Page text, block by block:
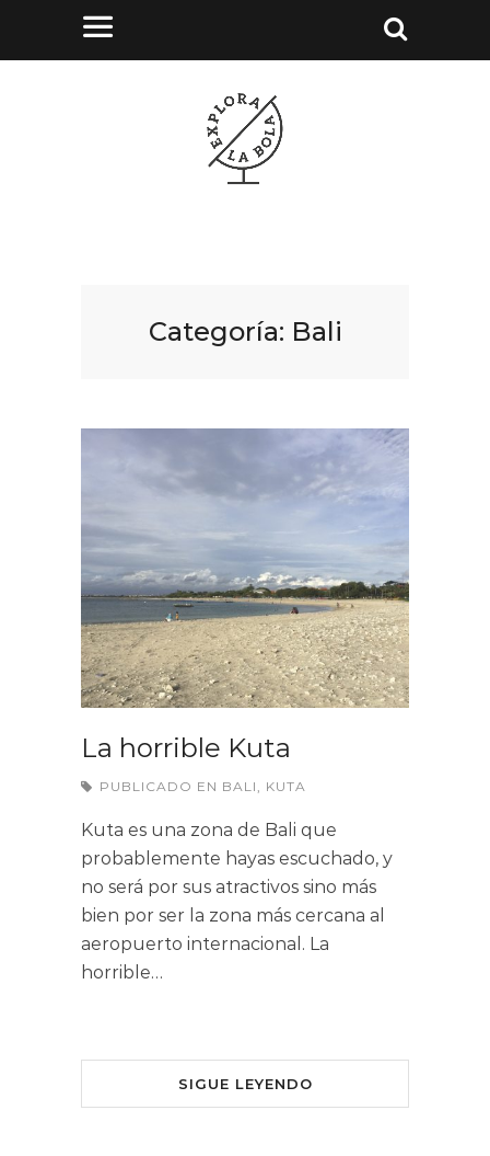
Categoría: Bali
La horrible Kuta
PUBLICADO EN BALI , KUTA
Kuta es una zona de Bali que
probablemente hayas escuchado, y
no será por sus atractivos sino más
bien por ser la zona más cercana al
aeropuerto internacional. La
horrible…
SIGUE LEYENDO